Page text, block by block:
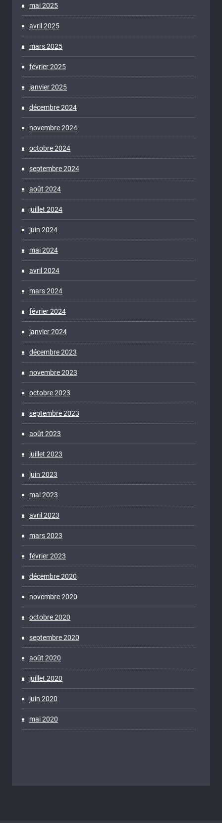
mai 2025
avril 2025
mars 2025
février 2025
janvier 2025
décembre 2024
novembre 2024
octobre 2024
septembre 2024
août 2024
juillet 2024
juin 2024
mai 2024
avril 2024
mars 2024
février 2024
janvier 2024
décembre 2023
novembre 2023
octobre 2023
septembre 2023
août 2023
juillet 2023
juin 2023
mai 2023
avril 2023
mars 2023
février 2023
décembre 2020
novembre 2020
octobre 2020
septembre 2020
août 2020
juillet 2020
juin 2020
mai 2020